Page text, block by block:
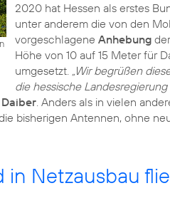
2020 hat Hessen als erstes
unter anderem die von den
vorgeschlagene Anhebung
Höhe von 10 auf 15 Meter für
umgesetzt.
„Wir begrüßen
die hessische
Daiber . Anders als in vielen
bisherigen Antennen, ohne
Netzausbau